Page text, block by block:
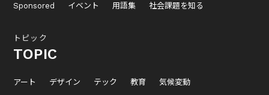
Sponsored
イベント 用語集 社会課題を知る
トピック
TOPIC
アート デザイン テック 教育 気候変動